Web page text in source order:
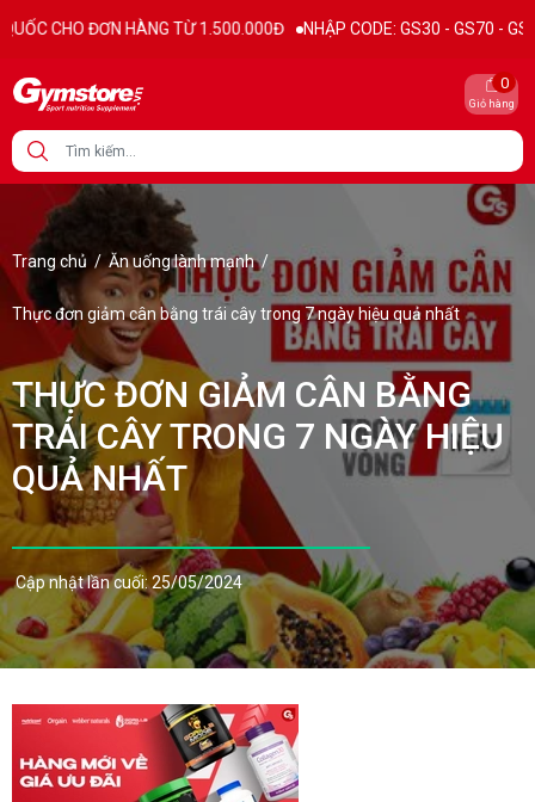
1.500.000Đ NHẬP CODE: GS30 - GS70 - GS100 giảm trực tiếp 30K -
Giỏ hàng
0
Trang chủ / Ăn uống lành mạnh/
Thực đơn giảm cân bằng trái cây trong 7 ngày hiệu quả nhất
THỰC ĐƠN GIẢM CÂN BẰNG
TRÁI CÂY TRONG 7 NGÀY HIỆU
QUẢ NHẤT
Cập nhật lần cuối: 25/05/2024